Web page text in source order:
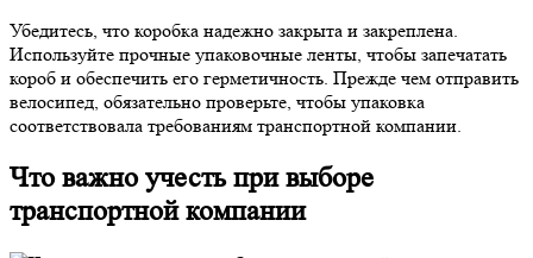
Убедитесь, что коробка надежно закрыта и закреплена.
Используйте прочные упаковочные ленты, чтобы запечатать
короб и обеспечить его герметичность. Прежде чем отправить
велосипед, обязательно проверьте, чтобы упаковка
соответствовала требованиям транспортной компании.
Что важно учесть при выборе
транспортной компании